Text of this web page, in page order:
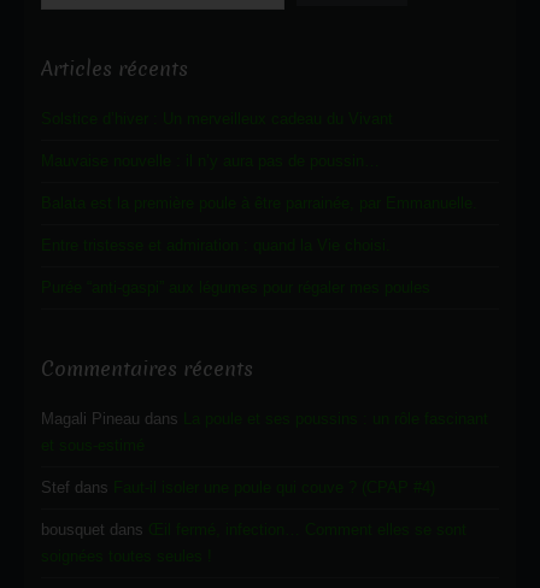
Articles récents
Commentaires récents
Magali Pineau dans
Stef dans
bousquet dans